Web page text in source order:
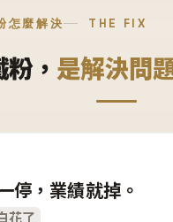
怎麼解決 THE FIX
， 是解決問
停，業績就掉。
花了